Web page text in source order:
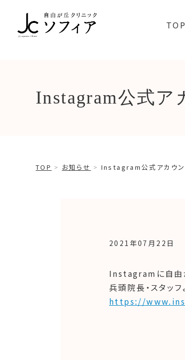
TOP
Instagram公式ア
TOP お知らせ Instagram公式アカウン
2021年07月22日
Instagramに自由
兵頭院長・スタッ
https://